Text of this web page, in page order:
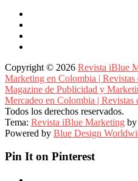
Copyright © 2026 Revista iBlue
Marketing en Colombia |
Magazine de Publicidad y
Mercadeo en Colombia |
Todos los derechos reservados.
Tema: Revista iBlue Marketing
Powered by Blue Design
Pin It on Pinterest